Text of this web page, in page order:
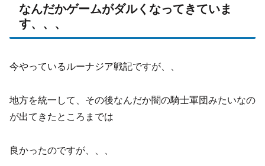
なんだかゲームがダルくなってきていま
す、、、
今やっているルーナジア戦記ですが、、
地方を統一して、その後なんだか闇の騎士軍団みたいなの
が出てきたところまでは
良かったのですが、、、